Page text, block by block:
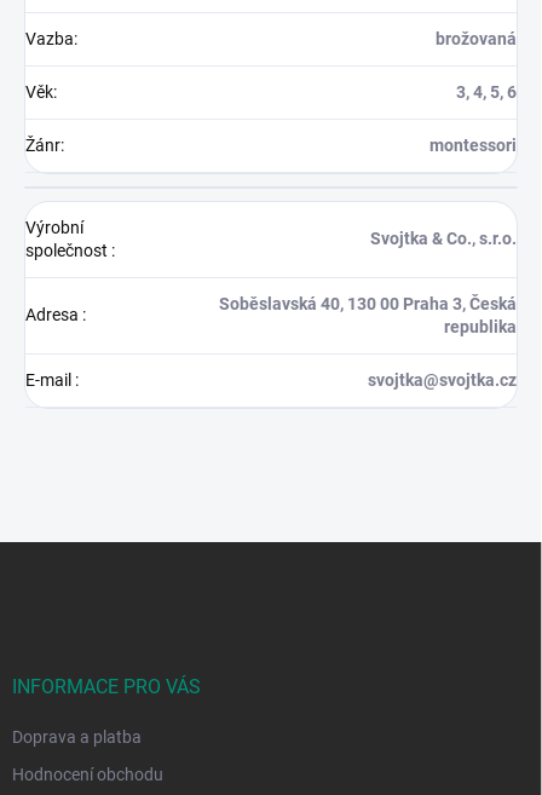
Vazba: brožovaná
Věk: 3, 4, 5, 6
Žánr: montessori
Výrobní
společnost :
Svojtka & Co., s.r.o.
Adresa :
Soběslavská 40, 130 00 Praha 3, Česká
republika
E-mail : svojtka@svojtka.cz
INFORMACE PRO VÁS
Doprava a platba
Hodnocení obchodu